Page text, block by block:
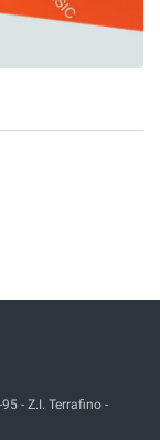
- Z.I. Terrafino -